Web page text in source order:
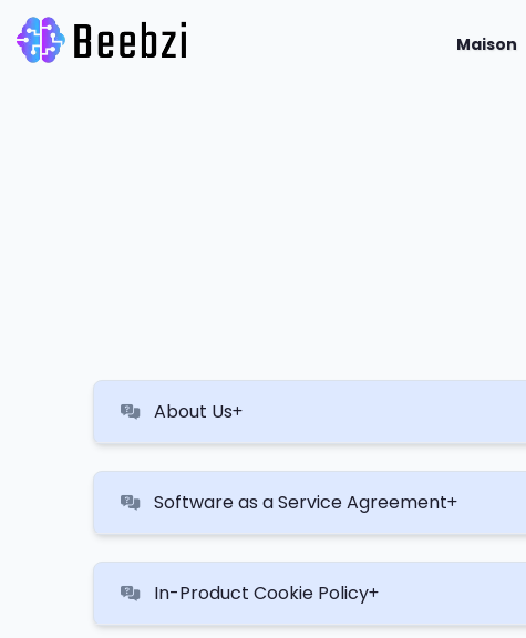
Maison
About Us
Software as a Service Agreement
In-Product Cookie Policy